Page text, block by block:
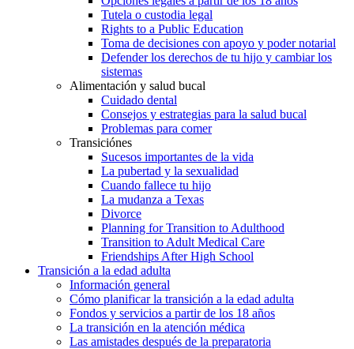
Tutela o custodia legal
Rights to a Public Education
Toma de decisiones con apoyo y poder notarial
Defender los derechos de tu hijo y cambiar los
sistemas
Alimentación y salud bucal
Cuidado dental
Consejos y estrategias para la salud bucal
Problemas para comer
Transiciónes
Sucesos importantes de la vida
La pubertad y la sexualidad
Cuando fallece tu hijo
La mudanza a Texas
Divorce
Planning for Transition to Adulthood
Transition to Adult Medical Care
Friendships After High School
Transición a la edad adulta
Información general
Cómo planificar la transición a la edad adulta
Fondos y servicios a partir de los 18 años
La transición en la atención médica
Las amistades después de la preparatoria